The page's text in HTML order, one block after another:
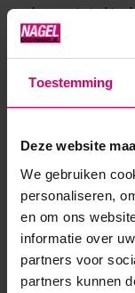
Toestemming
Deze website
We gebruiken
personaliseren,
en om ons
informatie over
partners voor
partners kunnen
In deze set vind je
dieren. Wij weten
Product
Artikelnummer
SKU